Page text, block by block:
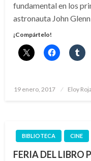
fundamental en los
astronauta John
¡Compártelo!
Publicado
19 enero, 2017 Eloy
BIBLIOTECA CINE
FERIA DEL LIBRO